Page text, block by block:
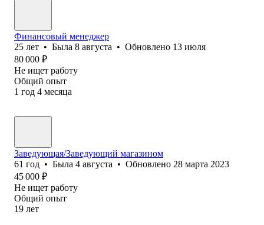
Финансовый менеджер
25 лет • Была 8 августа • Обновлено 13 июля
80 000 ₽
Не ищет работу
Общий опыт
1 год 4 месяца
Заведующая/Заведующий магазином
61 год • Была 4 августа • Обновлено 28 марта 2023
45 000 ₽
Не ищет работу
Общий опыт
19 лет